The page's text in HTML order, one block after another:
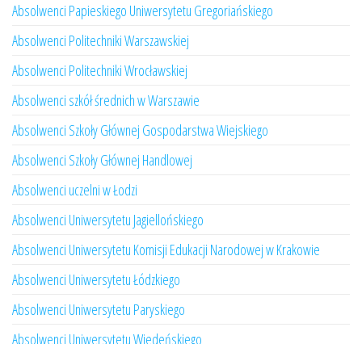
Absolwenci Papieskiego Uniwersytetu Gregoriańskiego
Absolwenci Politechniki Warszawskiej
Absolwenci Politechniki Wrocławskiej
Absolwenci szkół średnich w Warszawie
Absolwenci Szkoły Głównej Gospodarstwa Wiejskiego
Absolwenci Szkoły Głównej Handlowej
Absolwenci uczelni w Łodzi
Absolwenci Uniwersytetu Jagiellońskiego
Absolwenci Uniwersytetu Komisji Edukacji Narodowej w Krakowie
Absolwenci Uniwersytetu Łódzkiego
Absolwenci Uniwersytetu Paryskiego
Absolwenci Uniwersytetu Wiedeńskiego